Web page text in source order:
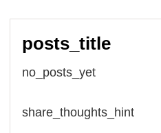
posts_title
no_posts_yet
share_thoughts_hint